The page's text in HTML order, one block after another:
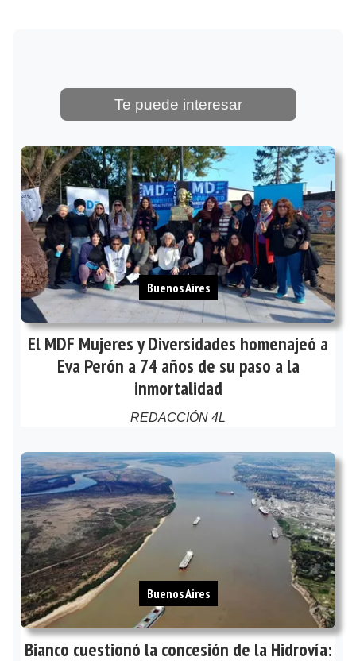
Te puede interesar
El MDF Mujeres y Diversidades homenajeó a
Eva Perón a 74 años de su paso a la
inmortalidad
REDACCIÓN 4L
Buenos Aires
Bianco cuestionó la concesión de la Hidrovía:
Buenos Aires